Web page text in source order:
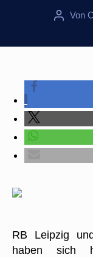
Von
RB Leipzig
haben sich